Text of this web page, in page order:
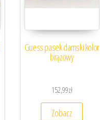
Guess pasek damski kolor
brązowy
152,99zł
Zobacz